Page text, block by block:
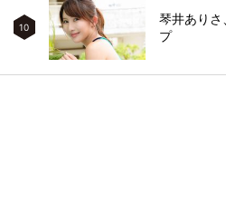
10
琴井ありさ
プ